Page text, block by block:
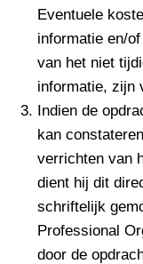
Eventuele
informatie en/
van het niet
informatie, zijn
Indien de
kan
verrichten van
dient hij dit
schriftelijk
Professional
door de